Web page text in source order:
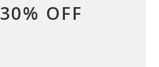
30% OFF